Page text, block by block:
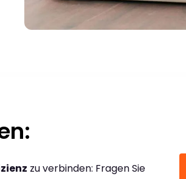
zu verbinden: Fragen Sie